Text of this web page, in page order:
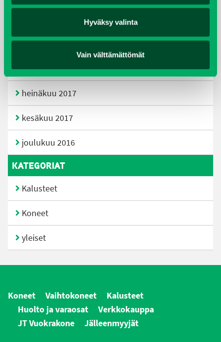
Hyväksy valinta
Vain välttämättömät
tammikuu 2018
joulukuu 2017
heinäkuu 2017
kesäkuu 2017
joulukuu 2016
KATEGORIAT
Kalusteet
Koneet
yleiset
Koneet Vaihtokoneet
Kalusteet
Huolto ja varaosat
Verkkokauppa
JT Vuokrakone
Jälleenmyyjät